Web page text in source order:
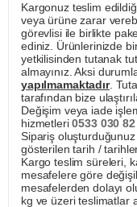
Kargonuz teslim
veya ürüne zarar
görevlisi ile birlikte
ediniz. Ürünlerinizde
yetkilisinden tutanak
almayınız. Aksi
yapılmamaktadır.
tarafından bize
Değişim veya iade
hizmetleri0533 030
Sipariş
gösterilen tarih /
Kargo teslim süreleri,
mesafelere göre
mesafelerden dolayı
kg ve üzeri teslimatlar